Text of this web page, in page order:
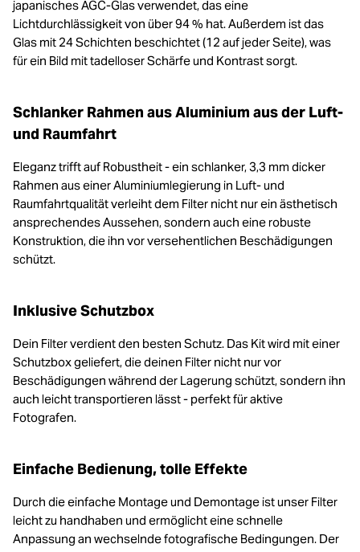
japanisches AGC-Glas verwendet, das eine
Lichtdurchlässigkeit von über 94 % hat. Außerdem ist das
Glas mit 24 Schichten beschichtet (12 auf jeder Seite), was
für ein Bild mit tadelloser Schärfe und Kontrast sorgt.
Schlanker Rahmen aus Aluminium aus der Luft-
und Raumfahrt
Eleganz trifft auf Robustheit - ein schlanker, 3,3 mm dicker
Rahmen aus einer Aluminiumlegierung in Luft- und
Raumfahrtqualität verleiht dem Filter nicht nur ein ästhetisch
ansprechendes Aussehen, sondern auch eine robuste
Konstruktion, die ihn vor versehentlichen Beschädigungen
schützt.
Inklusive Schutzbox
Dein Filter verdient den besten Schutz. Das Kit wird mit einer
Schutzbox geliefert, die deinen Filter nicht nur vor
Beschädigungen während der Lagerung schützt, sondern ihn
auch leicht transportieren lässt - perfekt für aktive
Fotografen.
Einfache Bedienung, tolle Effekte
Durch die einfache Montage und Demontage ist unser Filter
leicht zu handhaben und ermöglicht eine schnelle
Anpassung an wechselnde fotografische Bedingungen. Der